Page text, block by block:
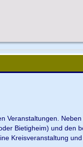
Veranstaltungen.
Bietigheim) und den
Kreisveranstaltung